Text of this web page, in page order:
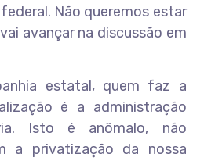
Não queremos estar
avançar na discussão em
estatal, quem faz a
é a administração
Isto é anômalo, não
a privatização da nossa